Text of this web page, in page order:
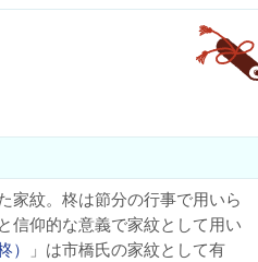
家紋。柊は節分の行事で用いら
信仰的な意義で家紋として用い
）
」は市橋氏の家紋として有